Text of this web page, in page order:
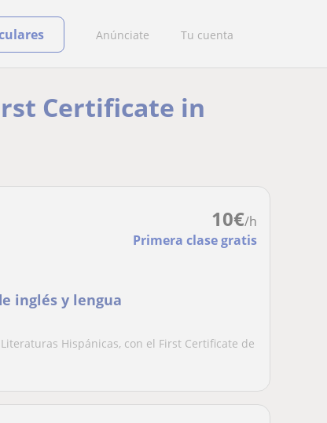
Anúnciate Tu cuenta
Certificate in
10€/h
Primera clase gratis
inglés y lengua
Hispánicas, con el First Certificate de